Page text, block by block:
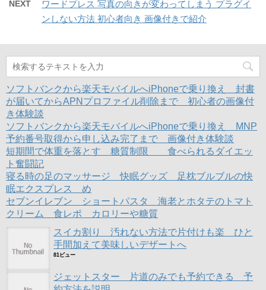
開
き
ま
r
で
共
新
い
ウ
ィ
ン
ド
ウ
で
開
ま
す
)
る
に
は
ッ
し
だ
さ
い
(
新
い
ウ
ィ
ン
ド
ウ
き
)
+
で
共
新
い
ン
ウ
で
開
す
)
NEXT
ワードプレス 写真の向きが変わってしまう プラグイ
ンしない方法 初心者向き 画像付きで紹介
ソフトバンクから楽天モバイルへiPhoneで乗り換え 封書
が届いてからAPNプロファイル削除まで 初心者の画像付
き体験談
ソフトバンクから楽天モバイルへiPhoneで乗り換え MNP
予約番号取得から申し込み完了まで 画像付き体験談
短期間で体重を落とす 糖質制限 食べられるダイエッ
ト奮闘記
寝る時の足のマッサージ 快眠グッズ 足枕ブルブルの快
眠エクスプレス め
セブンイレブン ショートパスタ 海老とホタテのトマト
クリーム 食レポ カロリーや糖質
スイカ割り 汚れない方法で片付けも楽 ひと
手間加えて美味しいデザートへ
81ビュー
ジェットスター 片道のみでも予約できる 予